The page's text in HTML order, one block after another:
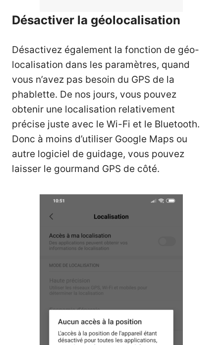
Désactiver la géolocalisation
Désactivez également la fonction de géo-
localisation dans les paramètres, quand
vous n’avez pas besoin du GPS de la
phablette. De nos jours, vous pouvez
obtenir une localisation relativement
précise juste avec le Wi-Fi et le Bluetooth.
Donc à moins d’utiliser Google Maps ou
autre logiciel de guidage, vous pouvez
laisser le gourmand GPS de côté.